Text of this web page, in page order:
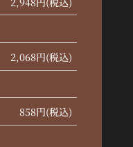
2,068円(税込)
858円(税込)